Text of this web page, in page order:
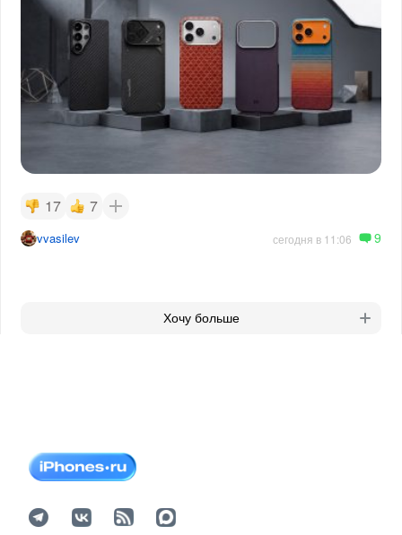
17 7
vvasilev сегодня в 11:06 9
Хочу больше